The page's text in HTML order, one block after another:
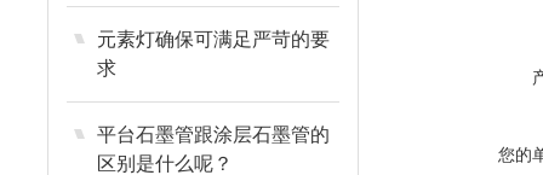
元素灯确保可满足严苛的要
求
平台石墨管跟涂层石墨管的
区别是什么呢？
您的